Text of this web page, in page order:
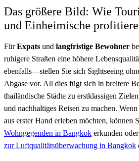
Das größere Bild: Wie
und Einheimische
FürExpats und langfristige Bewohner
ruhigere Straßen eine höhere
ebenfalls—stellen Sie sich Sightseeing
Abgase vor. All dies fügt sich in breitere
thailändische Städte zu erstklassigen
und nachhaltiges Reisen zu machen.
aus erster Hand erleben möchten, können
Wohngegenden in Bangkok erkunden
zur Luftqualitätsüberwachung in Bangkok